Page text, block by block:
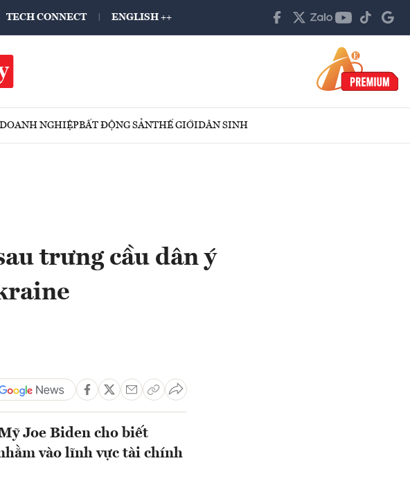
TECH CONNECT ENGLISH ++
NGHIỆPBẤT ĐỘNG SẢNTHẾ GIỚIDÂN SINH
trưng cầu dân ý
Joe Biden cho biết
vào lĩnh vực tài chính